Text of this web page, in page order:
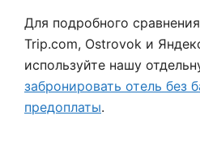
Для подробного
Trip.com, Ostrovok и
используйте нашу
забронировать отель без
предоплаты.